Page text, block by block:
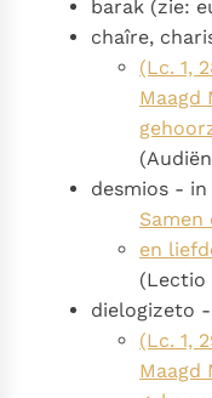
barak (zie:
chaîre,
(Lc. 1,
Maagd
desmios - in
Samen
en
(Lectio
dielogizeto
(Lc. 1,
Maagd